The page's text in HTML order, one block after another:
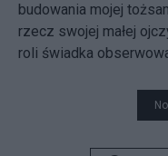
budowania mojej
rzecz swojej małej
roli świadka